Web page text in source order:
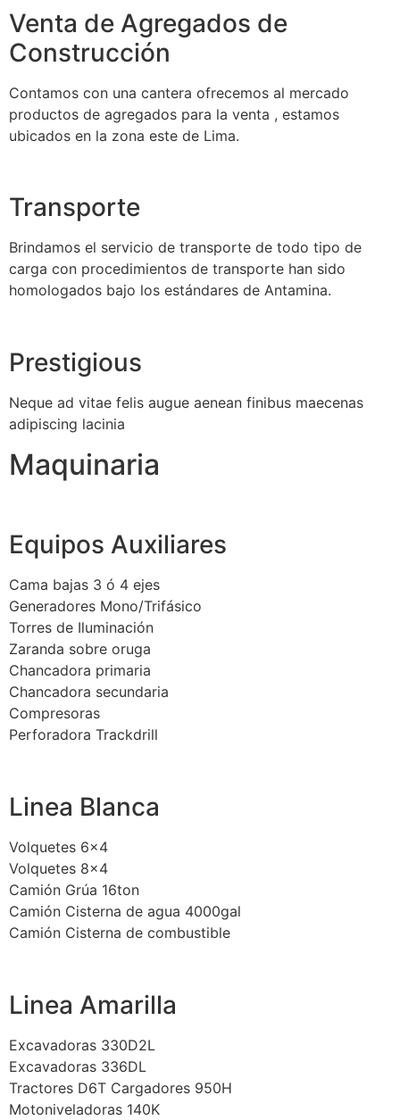
Venta de Agregados de
Construcción
Contamos con una cantera ofrecemos al mercado
productos de agregados para la venta , estamos
ubicados en la zona este de Lima.
Transporte
Brindamos el servicio de transporte de todo tipo de
carga con procedimientos de transporte han sido
homologados bajo los estándares de Antamina.
Prestigious
Neque ad vitae felis augue aenean finibus maecenas
adipiscing lacinia
Maquinaria
Equipos Auxiliares
Cama bajas 3 ó 4 ejes
Generadores Mono/Trifásico
Torres de Iluminación
Zaranda sobre oruga
Chancadora primaria
Chancadora secundaria
Compresoras
Perforadora Trackdrill
Linea Blanca
Volquetes 6×4
Volquetes 8×4
Camión Grúa 16ton
Camión Cisterna de agua 4000gal
Camión Cisterna de combustible
Linea Amarilla
Excavadoras 330D2L
Excavadoras 336DL
Tractores D6T Cargadores 950H
Motoniveladoras 140K